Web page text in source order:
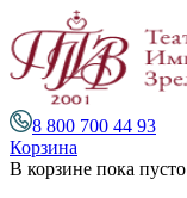
8 800 700 44 93
Корзина
В корзине пока пусто